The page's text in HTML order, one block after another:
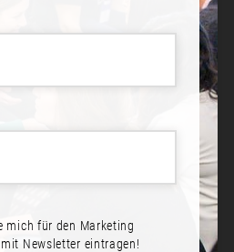
mich für den Marketing
Newsletter eintragen!